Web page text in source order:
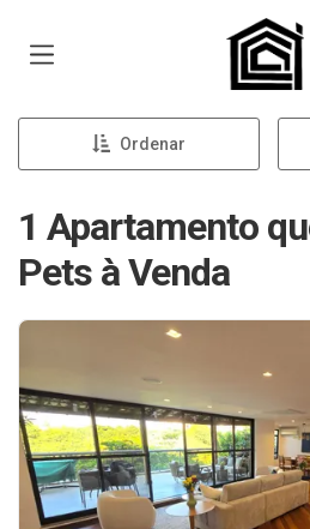
Página
Ordenar
1 Apartamento
Pets à Venda